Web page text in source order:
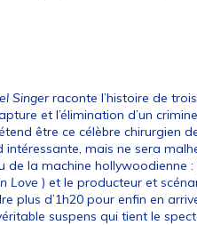
Singerraconte l’histoire de
et l’élimination d’un
être ce célèbre chirurgien
intéressante, mais ne sera
de la machine hollywoodienne
Love ) et le producteur et
plus d’1h20 pour enfin en
suspens qui tient le